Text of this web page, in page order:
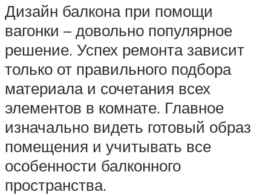
Дизайн балкона при помощи
вагонки – довольно популярное
решение. Успех ремонта зависит
только от правильного подбора
материала и сочетания всех
элементов в комнате. Главное
изначально видеть готовый образ
помещения и учитывать все
особенности балконного
пространства.